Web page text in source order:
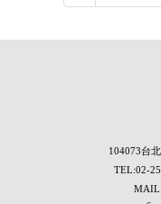
104073台
TEL:02-